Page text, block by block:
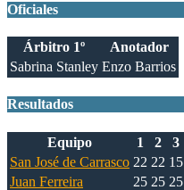
Oficiales
Árbitro 1º
Anotador
Sabrina Stanley Enzo Barrios
Resultados
Equipo 1 2 3
San José de Carrasco 22 22 15
Juan Ferreira
25 25 25